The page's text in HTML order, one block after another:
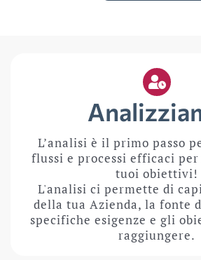
L’analisi è il primo passo
flussi e processi efficaci
tuoi obiettivi!
L'analisi ci permette di
della tua Azienda, la fonte
specifiche esigenze e gli
raggiungere.